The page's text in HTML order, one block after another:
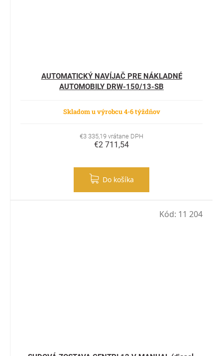
AUTOMATICKÝ NAVÍJAČ PRE NÁKLADNÉ
AUTOMOBILY DRW-150/13-SB
Skladom u výrobcu 4-6 týždňov
€3 335,19 vrátane DPH
€2 711,54
Do košíka
Kód: 11 204